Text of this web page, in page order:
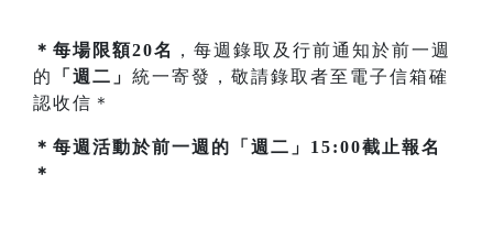
＊每場限額20名
，每週錄取及行前通知於前一週
的
「週二」 統一寄發，敬請錄取者至電子信箱確
認收信＊
＊每週活動於前一週的「週二」15:00截止報名
＊